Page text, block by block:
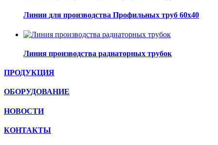
Линии для производства Профильных труб 60х40
Линия производства радиаторных трубок
ПРОДУКЦИЯ
ОБОРУДОВАНИЕ
НОВОСТИ
КОНТАКТЫ